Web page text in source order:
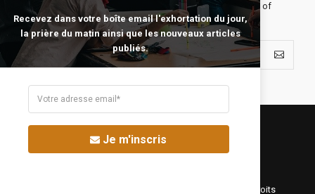
seeing with new eyes. All journeys have secret destinations of
which the traveler is unaware.
©Fréquence Chrétienne Production 2016-2025. Tous droits
Recevez dans votre boîte email l'exhortation du jour,
la prière du matin ainsi que les nouveaux articles
publiés.
Je m'inscris